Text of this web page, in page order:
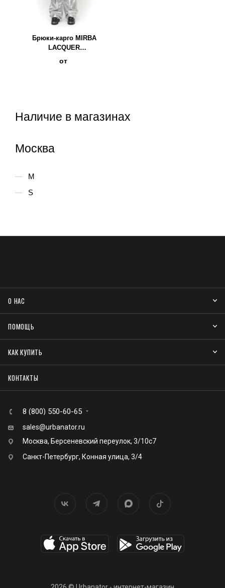
Брюки-карго MIRBA
LACQUER
от
Наличие в магазинах
Москва
M
S
О НАС
ПОМОЩЬ
КАК КУПИТЬ
КОНТАКТЫ
8 (800) 550-60-65
sales@urbanator.ru
Москва, Берсеневский переулок, 3/10с7
Санкт-Петербург, Конная улица, 3/4